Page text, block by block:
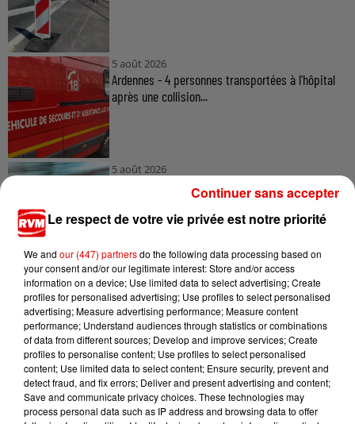
5 août 2026
Ardennes - 4 personnes transportées à l'hôpital
après une collision...
5 août 2026
Ardennes - 3 personnes blessées après une
collision entre 3 véhicules
5 août 2026
Ardennes - Des Ardennais au casting du film «
Les Gendarmes »
Le respect de votre vie privée est notre priorité
We and our (447) partnersdo the following data processing based on
your consent and/or our legitimate interest: Store and/or access
information on a device; Use limited data to select advertising; Create
profiles for personalised advertising; Use profiles to select personalised
advertising; Measure advertising performance; Measure content
performance; Understand audiences through statistics or combinations
of data from different sources; Develop and improve services; Create
profiles to personalise content; Use profiles to select personalised
content; Use limited data to select content; Ensure security, prevent and
detect fraud, and fix errors; Deliver and present advertising and content;
Save and communicate privacy choices. These technologies may
process personal data such as IP address and browsing data to offer
Continuer sans accepter